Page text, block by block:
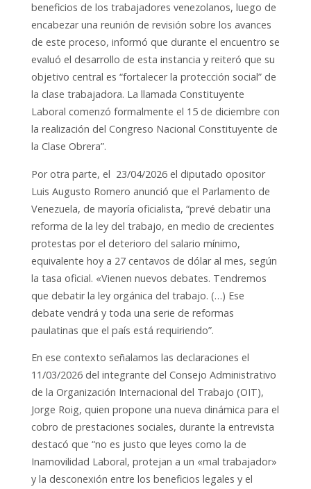
beneficios de los trabajadores venezolanos, luego de
encabezar una reunión de revisión sobre los avances
de este proceso, informó que durante el encuentro se
evaluó el desarrollo de esta instancia y reiteró que su
objetivo central es “fortalecer la protección social” de
la clase trabajadora. La llamada Constituyente
Laboral comenzó formalmente el 15 de diciembre con
la realización del Congreso Nacional Constituyente de
la Clase Obrera”.
Por otra parte, el 23/04/2026 el diputado opositor
Luis Augusto Romero anunció que el Parlamento de
Venezuela, de mayoría oficialista, “prevé debatir una
reforma de la ley del trabajo, en medio de crecientes
protestas por el deterioro del salario mínimo,
equivalente hoy a 27 centavos de dólar al mes, según
la tasa oficial. «Vienen nuevos debates. Tendremos
que debatir la ley orgánica del trabajo. (…) Ese
debate vendrá y toda una serie de reformas
paulatinas que el país está requiriendo”.
En ese contexto señalamos las declaraciones el
11/03/2026 del integrante del Consejo Administrativo
de la Organización Internacional del Trabajo (OIT),
Jorge Roig, quien propone una nueva dinámica para el
cobro de prestaciones sociales, durante la entrevista
destacó que “no es justo que leyes como la de
Inamovilidad Laboral, protejan a un «mal trabajador»
y la desconexión entre los beneficios legales y el